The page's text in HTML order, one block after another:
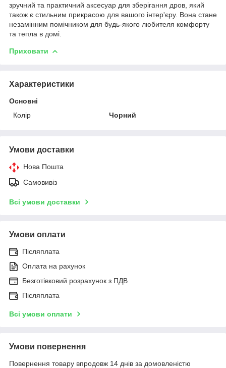
зручний та практичний аксесуар для зберігання дров, який
також є стильним прикрасою для вашого інтер'єру. Вона стане
незамінним помічником для будь-якого любителя комфорту
та тепла в домі.
Приховати
Характеристики
Основні
Колір
Чорний
Умови доставки
Нова Пошта
Самовивіз
Всі умови доставки
Умови оплати
Післяплата
Оплата на рахунок
Безготівковий розрахунок з ПДВ
Післяплата
Всі умови оплати
Умови повернення
Повернення товару впродовж 14 днів за домовленістю